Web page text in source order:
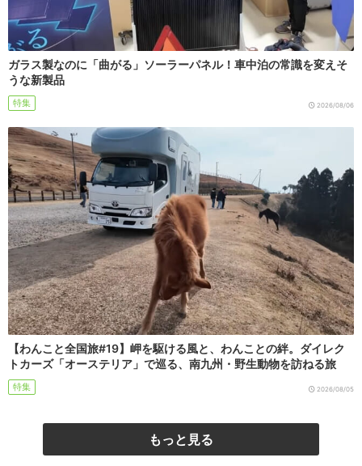
ガラス製なのに「曲がる」ソーラーパネル！車中泊の常識を変えそ
うな新製品
特集 2026/08/06
【わんこと全国旅#19】岬を駆ける風と、わんことの絆。ダイレク
トカーズ「オーステリア」で巡る、南九州・野生動物を訪ねる旅
特集 2026/08/05
もっと見る